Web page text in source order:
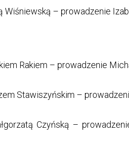
Wiśniewską – prowadzenie
Rakiem – prowadzenie
Stawiszyńskim –
Czyńską –